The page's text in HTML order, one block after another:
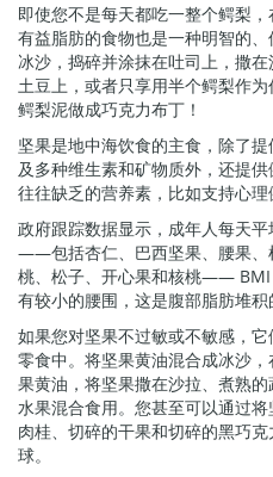
即使您不是每天都吃一整个鳄梨
有益脂肪的食物也是一种明智的
冰沙，捣碎并涂抹在吐司上，撒
土豆上，或者只享用半个鳄梨作
鳄梨泥做成巧克力布丁！
坚果是地中海饮食的主食，除了
及多种维生素和矿物质外，还提
往往缺乏的营养素，比如支持心理
政府跟踪数据显示，成年人每天
——包括杏仁、巴西坚果、腰果、
桃、松子、开心果和核桃—— BMI
有较小的腰围，这是腹部脂肪堆积
如果您对坚果不过敏或不敏感，
零食中。将坚果黄油混合成冰沙
果黄油，将坚果撒在沙拉、煮熟
水果混合食用。您甚至可以通过将
肉桂、切碎的干果和切碎的黑巧
球。